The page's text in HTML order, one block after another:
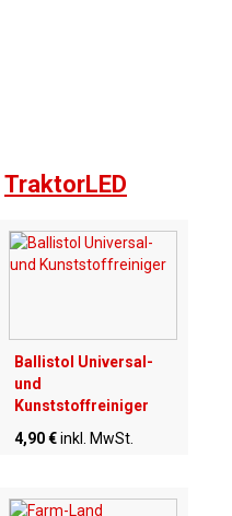
TraktorLED
Ballistol Universal-
und
Kunststoffreiniger
4,90 €inkl. MwSt.